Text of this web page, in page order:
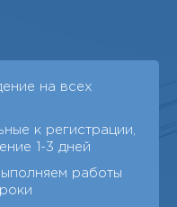
на всех
к регистрации,
1-3 дней
работы